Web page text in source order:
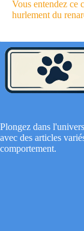
Vous entendez ce
hurlement du
Plongez dans
avec des articles
comportement.